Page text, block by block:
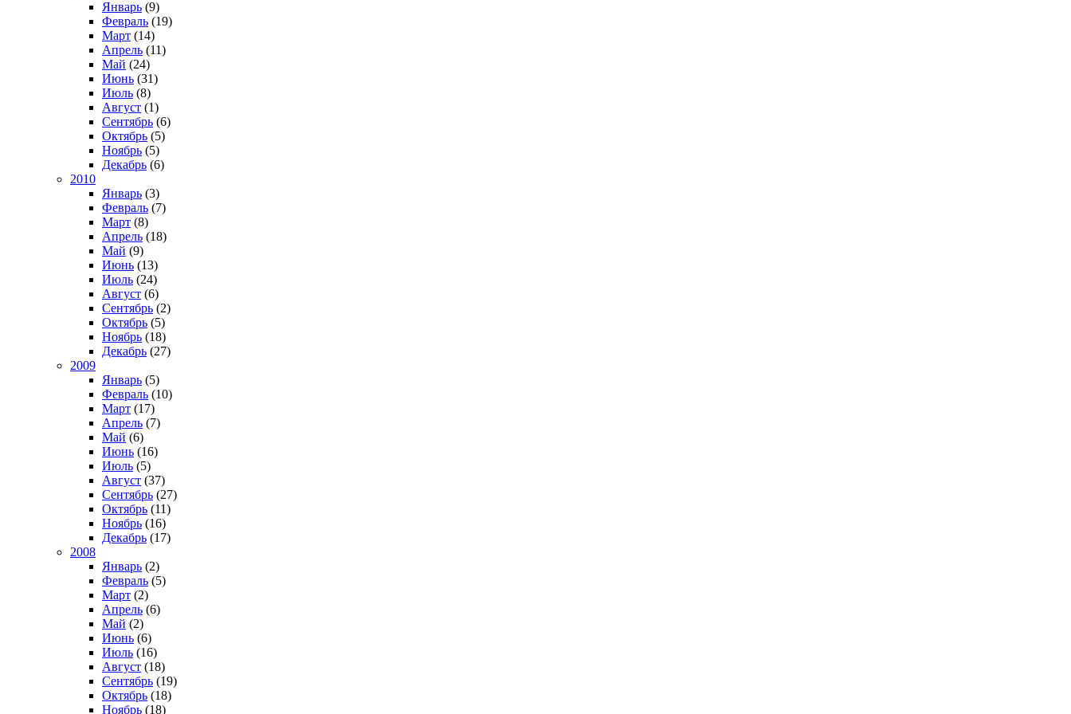
Январь (9)
Февраль (19)
Март (14)
Апрель (11)
Май (24)
Июнь (31)
Июль (8)
Август (1)
Сентябрь (6)
Октябрь (5)
Ноябрь (5)
Декабрь (6)
2010
Январь (3)
Февраль (7)
Март (8)
Апрель (18)
Май (9)
Июнь (13)
Июль (24)
Август (6)
Сентябрь (2)
Октябрь (5)
Ноябрь (18)
Декабрь (27)
2009
Январь (5)
Февраль (10)
Март (17)
Апрель (7)
Май (6)
Июнь (16)
Июль (5)
Август (37)
Сентябрь (27)
Октябрь (11)
Ноябрь (16)
Декабрь (17)
2008
Январь (2)
Февраль (5)
Март (2)
Апрель (6)
Май (2)
Июнь (6)
Июль (16)
Август (18)
Сентябрь (19)
Октябрь (18)
Ноябрь (18)